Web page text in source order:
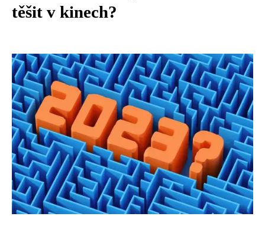
těšit v kinech?